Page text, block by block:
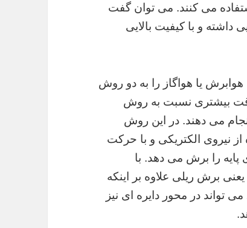
می کنند. می توان گفت
داشته و با کیفیت بالایی
یا هواگاز را به دو روش
بیشتری نسبت به روش
می دهند. در این روش
نیروی الکتریکی و با حرکت
را برش می دهد. با
برش ریلی علاوه بر اینکه
در محور دایره ای نیز